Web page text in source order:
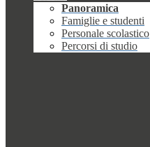
Panoramica
Famiglie e studenti
Personale scolastico
Percorsi di studio